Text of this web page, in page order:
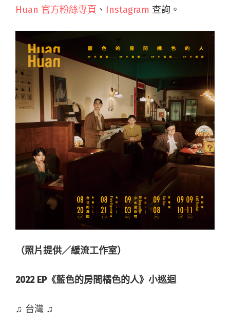
Huan 官方粉絲專頁 、 Instagram 查詢。
（照片提供／緩流工作室）
2022 EP《藍色的房間橘色的人》小巡迴
♫ 台灣 ♫​